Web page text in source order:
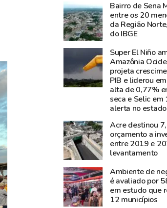
diz
que
show
cantora
foi
um
sucesso
da
Expoacre
2026
perde
Carlos
Pinto,
criador
Shampoo
Esperança
empreendedorismo
amazônico
Bairro de Sena
entre os 20
da Região
do IBGE
Super El Niño
Amazônia
projeta
PIB e liderou
alta de 0,77%
seca e Selic
alerta no estado
Acre destinou
orçamento a
entre 2019 e
levantamento
Ambiente de
é avaliado por
em estudo que
12 municípios